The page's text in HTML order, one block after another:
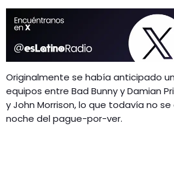
Originalmente se había anticipado
equipos entre Bad Bunny y Damian
y John Morrison, lo que todavía no
noche del pague-por-ver.